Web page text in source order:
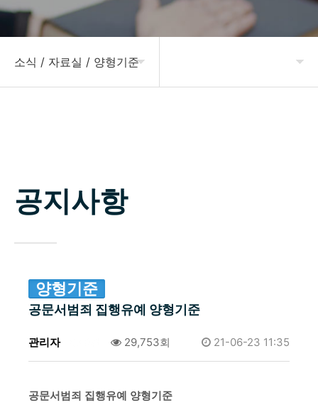
소식 / 자료실 / 양형기준
상담신청
공지사항
양형기준
공문서범죄 집행유예 양형기준
관리자 29,753회 21-06-23 11:35
공문서범죄 집행유예 양형기준